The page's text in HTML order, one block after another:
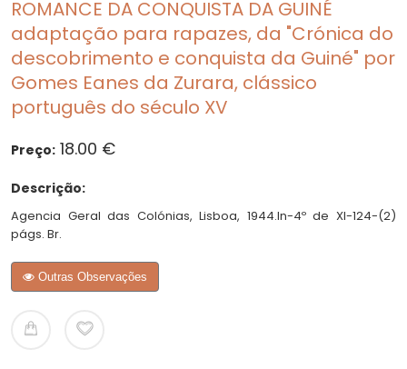
ROMANCE DA CONQUISTA DA GUINÉ
adaptação para rapazes, da "Crónica do
descobrimento e conquista da Guiné" por
Gomes Eanes da Zurara, clássico
português do século XV
Preço: 18.00 €
Descrição:
Agencia Geral das Colónias, Lisboa, 1944.In-4º de XI-124-(2)
págs. Br.
Outras Observações